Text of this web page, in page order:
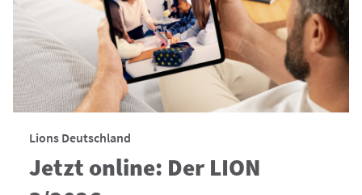
Lions Deutschland
Jetzt online: Der LION